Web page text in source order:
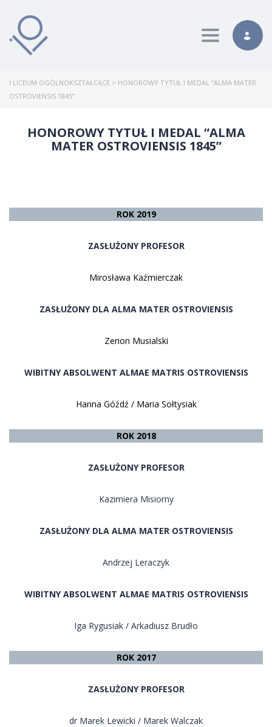
Toggle
I LICEUM OGÓLNOKSZTAŁCĄCE > HONOROWY TYTUŁ I MEDAL “ALMA MATER
OSTROVIENSIS 1845”
HONOROWY TYTUŁ I MEDAL “ALMA
MATER OSTROVIENSIS 1845”
ROK 2019
ZASŁUŻONY PROFESOR
Mirosława Kaźmierczak
ZASŁUŻONY DLA ALMA MATER OSTROVIENSIS
Zenon Musialski
WIBITNY ABSOLWENT ALMAE MATRIS OSTROVIENSIS
Hanna Góźdź / Maria Sołtysiak
ROK 2018
ZASŁUŻONY PROFESOR
Kazimiera Misiorny
ZASŁUŻONY DLA ALMA MATER OSTROVIENSIS
Andrzej Leraczyk
WIBITNY ABSOLWENT ALMAE MATRIS OSTROVIENSIS
Iga Rygusiak / Arkadiusz Brudło
ROK 2017
ZASŁUŻONY PROFESOR
dr Marek Lewicki / Marek Walczak